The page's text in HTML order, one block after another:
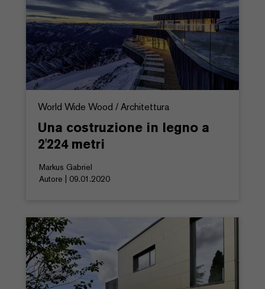
World Wide Wood / Architettura
Una costruzione in legno a
2'224 metri
Markus Gabriel
Autore | 09.01.2020